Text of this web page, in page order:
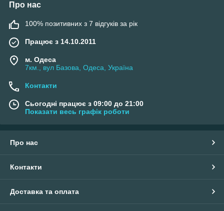
Про нас
100% позитивних з 7 відгуків за рік
Працює з 14.10.2011
м. Одеса
7км., вул Базова, Одеса, Україна
Контакти
Сьогодні працює з 09:00 до 21:00
Показати весь графік роботи
Про нас
Контакти
Доставка та оплата